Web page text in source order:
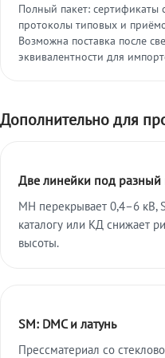
Полный пакет: сертификаты
протоколы типовых и
Возможна поставка после
эквивалентности для
Дополнительно для
Две линейки под разный
МН перекрывает 0,4–6 кВ,
каталогу или КД снижает
высоты.
SM: DMC и латунь
Прессматериал со